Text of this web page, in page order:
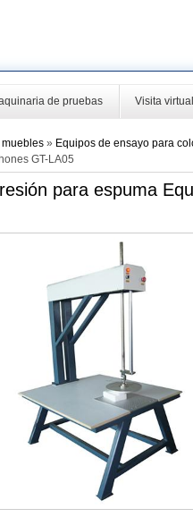
de pruebas Visita virtual
» Equipos de ensayo para
GT-LA05
para espuma